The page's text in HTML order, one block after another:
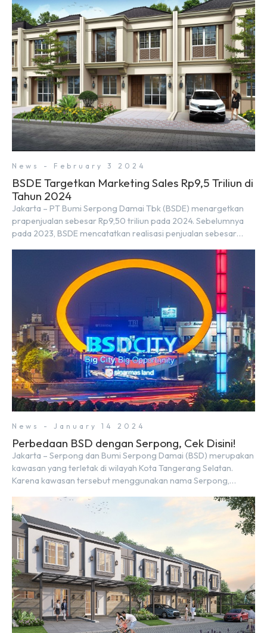
Rapat Terbatas (ratas) bersama Jokowi di Istana Kepresidenan
pada hari Senin, 18 Maret 2024. Selain […]
News - February 3 2024
BSDE Targetkan Marketing Sales Rp9,5 Triliun di
Tahun 2024
Jakarta – PT Bumi Serpong Damai Tbk (BSDE) menargetkan
prapenjualan sebesar Rp9,50 triliun pada 2024. Sebelumnya
pada 2023, BSDE mencatatkan realisasi penjualan sebesar
Rp8,80 triliun. Menurut Direktur BSDE Hermawan Wijaya
menghadapi 2024, kondisi ekonomi global maupun nasional
dapat memengaruhi pertimbangan masyarakat untuk
membeli rumah maupun investasi di sektor […]
News - January 14 2024
Perbedaan BSD dengan Serpong, Cek Disini!
Jakarta – Serpong dan Bumi Serpong Damai (BSD) merupakan
kawasan yang terletak di wilayah Kota Tangerang Selatan.
Karena kawasan tersebut menggunakan nama Serpong,
merupakan tempat yang sama. Padahal anggapan tersebut
kurang tepat. Sebab Serpong dan BSD merupakan dua
kawasan yang berbeda. Berikut penjelasannya. Baca Juga: […]